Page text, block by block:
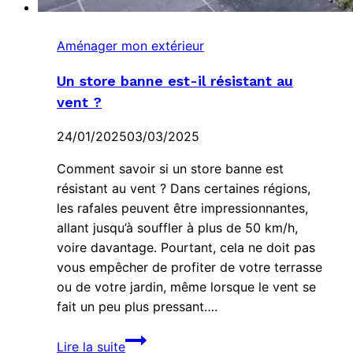
Aménager mon extérieur
Un store banne est-il résistant au
vent ?
24/01/202503/03/2025
Comment savoir si un store banne est
résistant au vent ? Dans certaines régions,
les rafales peuvent être impressionnantes,
allant jusqu’à souffler à plus de 50 km/h,
voire davantage. Pourtant, cela ne doit pas
vous empêcher de profiter de votre terrasse
ou de votre jardin, même lorsque le vent se
fait un peu plus pressant….
Lire la suite
Un